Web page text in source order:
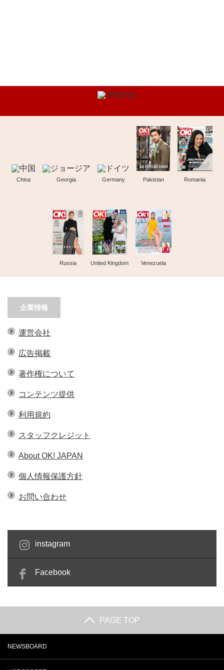
China Georgia Germany Pakistan Romania
Russia United Kingdom Venezuela
企業情報
運営会社
広告掲載
著作権について
コンテンツ提供
利用規約
スタッフクレジット
About OK! JAPAN
個人情報保護方針
お問い合わせ
instagram
Facebook
PAGE TOP
NEWSBOARD